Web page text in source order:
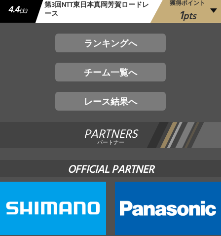
4.4(土) 第3回NTT東日本真岡芳賀ロードレ
ース
獲得ポイント
1pts
ランキングへ
チーム一覧へ
レース結果へ
PARTNERS
パートナー
OFFICIAL PARTNER